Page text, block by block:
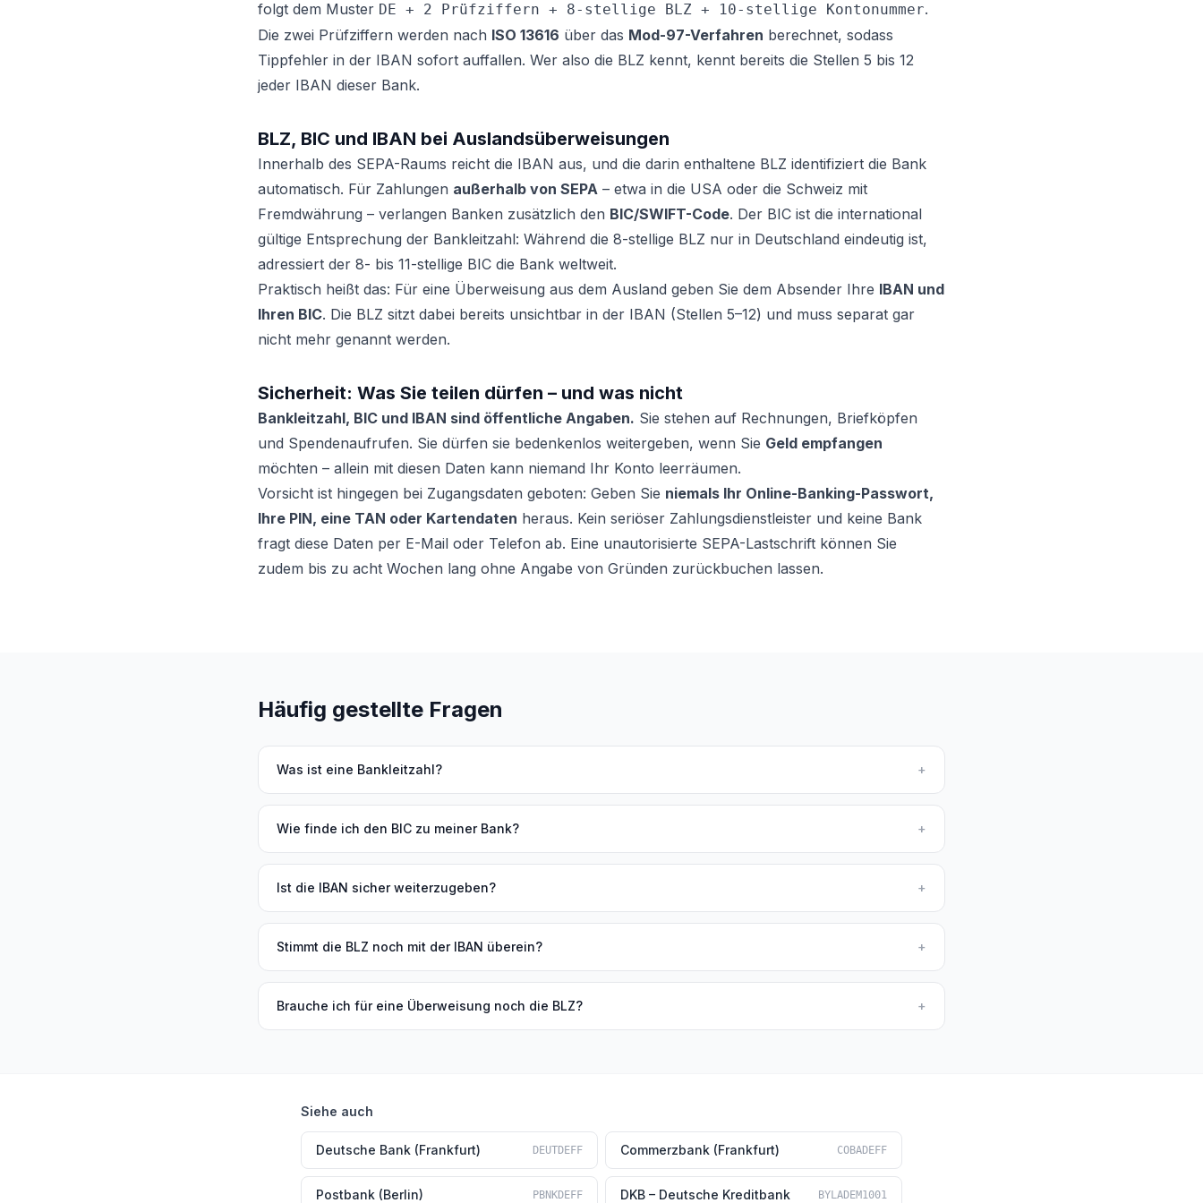
folgt dem Muster DE + 2 Prüfziffern + 8-stellige BLZ + 10-stellige Kontonummer.
Die zwei Prüfziffern werden nach ISO 13616 über das Mod-97-Verfahren berechnet, sodass
Tippfehler in der IBAN sofort auffallen. Wer also die BLZ kennt, kennt bereits die Stellen 5 bis 12
jeder IBAN dieser Bank.
BLZ, BIC und IBAN bei Auslandsüberweisungen
Innerhalb des SEPA-Raums reicht die IBAN aus, und die darin enthaltene BLZ identifiziert die Bank
automatisch. Für Zahlungen außerhalb von SEPA – etwa in die USA oder die Schweiz mit
Fremdwährung – verlangen Banken zusätzlich den BIC/SWIFT-Code. Der BIC ist die international
gültige Entsprechung der Bankleitzahl: Während die 8-stellige BLZ nur in Deutschland eindeutig ist,
adressiert der 8- bis 11-stellige BIC die Bank weltweit.
Praktisch heißt das: Für eine Überweisung aus dem Ausland geben Sie dem Absender Ihre IBAN und
Ihren BIC. Die BLZ sitzt dabei bereits unsichtbar in der IBAN (Stellen 5–12) und muss separat gar
nicht mehr genannt werden.
Sicherheit: Was Sie teilen dürfen – und was nicht
Bankleitzahl, BIC und IBAN sind öffentliche Angaben. Sie stehen auf Rechnungen, Briefköpfen
und Spendenaufrufen. Sie dürfen sie bedenkenlos weitergeben, wenn Sie Geld empfangen
möchten – allein mit diesen Daten kann niemand Ihr Konto leerräumen.
Vorsicht ist hingegen bei Zugangsdaten geboten: Geben Sie niemals Ihr Online-Banking-Passwort,
Ihre PIN, eine TAN oder Kartendaten heraus. Kein seriöser Zahlungsdienstleister und keine Bank
fragt diese Daten per E-Mail oder Telefon ab. Eine unautorisierte SEPA-Lastschrift können Sie
zudem bis zu acht Wochen lang ohne Angabe von Gründen zurückbuchen lassen.
Häufig gestellte Fragen
Was ist eine Bankleitzahl? +
Wie finde ich den BIC zu meiner Bank? +
Ist die IBAN sicher weiterzugeben? +
Stimmt die BLZ noch mit der IBAN überein? +
Brauche ich für eine Überweisung noch die BLZ? +
Siehe auch
Deutsche Bank (Frankfurt) DEUTDEFF Commerzbank (Frankfurt) COBADEFF
Postbank (Berlin) PBNKDEFF DKB – Deutsche Kreditbank BYLADEM1001